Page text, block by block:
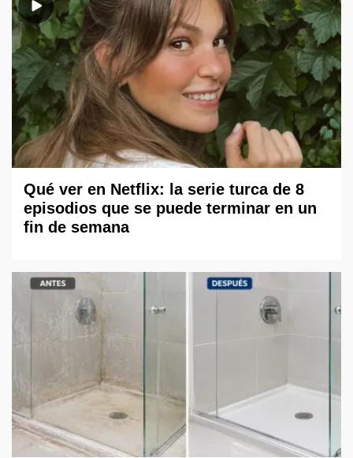
Qué ver en Netflix: la serie turca de 8
episodios que se puede terminar en un
fin de semana